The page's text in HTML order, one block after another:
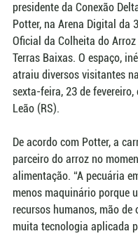
presidente da Conexão
Potter, na Arena Digital da
Oficial da Colheita do Arroz
Terras Baixas. O espaço,
atraiu diversos visitantes
sexta-feira, 23 de fevereiro,
Leão (RS).
De acordo com Potter, a
parceiro do arroz no
alimentação. “A pecuária
menos maquinário porque
recursos humanos, mão de
muita tecnologia aplicada